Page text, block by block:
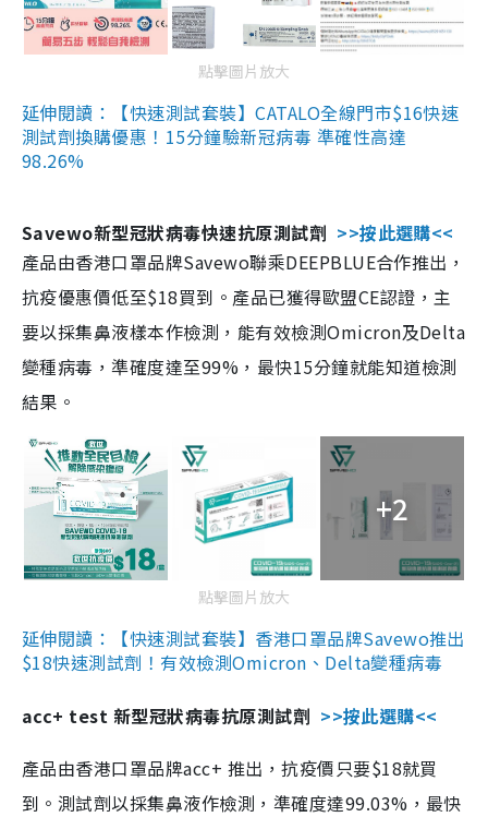
點擊圖片放大
延伸閱讀：【快速測試套裝】CATALO全線門市$16快速
測試劑換購優惠！15分鐘驗新冠病毒 準確性高達
98.26%
Savewo新型冠狀病毒快速抗原測試劑 >>按此選購<<
產品由香港口罩品牌Savewo聯乘DEEPBLUE合作推出，
抗疫優惠價低至$18買到。產品已獲得歐盟CE認證，主
要以採集鼻液樣本作檢測，能有效檢測Omicron及Delta
變種病毒，準確度達至99%，最快15分鐘就能知道檢測
結果。
+2
點擊圖片放大
延伸閱讀：【快速測試套裝】香港口罩品牌Savewo推出
$18快速測試劑！有效檢測Omicron、Delta變種病毒
acc+ test 新型冠狀病毒抗原測試劑 >>按此選購<<
產品由香港口罩品牌acc+ 推出，抗疫價只要$18就買
到。測試劑以採集鼻液作檢測，準確度達99.03%，最快